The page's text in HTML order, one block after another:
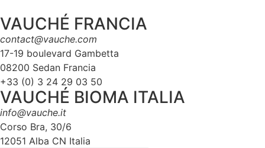
VAUCHÉ FRANCIA
contact@vauche.com
17-19 boulevard Gambetta
08200 Sedan Francia
+33 (0) 3 24 29 03 50
VAUCHÉ BIOMA ITALIA
info@vauche.it
Corso Bra, 30/6
12051 Alba CN Italia